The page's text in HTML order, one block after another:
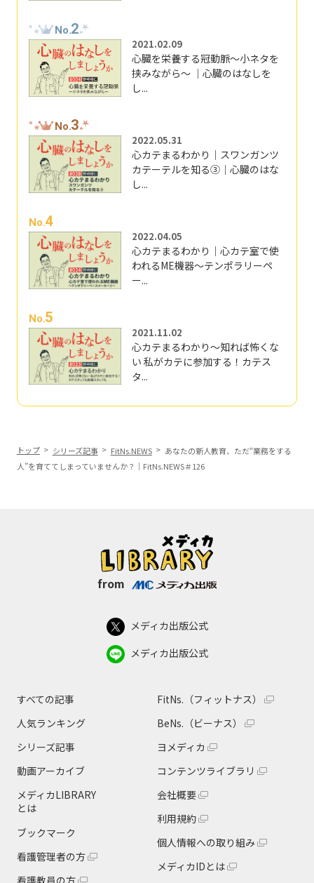
No.2
2021.02.09
心臓を栄養する冠動脈～小ネタを
挟みながら～ ｜心臓のはなしを
し...
No.3
2022.05.31
心カテまるわかり｜スワンガンツ
カテーテルを知る③｜心臓のはな
し...
No.4
2022.04.05
心カテまるわかり｜心カテ室で使
われるME機器～テンポラリーペ
ー...
No.5
2021.11.02
心カテまるわかり～知れば怖くな
い 私がカテに参加する！カテス
タ...
トップ シリーズ記事 FitNs.NEWS
あなたの新人教育、ただ“業務をする
人”を育ててしまっていませんか？｜FitNs.NEWS＃126
from
メディカ出版公式
メディカ出版公式
すべての記事
人気ランキング
シリーズ記事
動画アーカイブ
メディカLIBRARY
とは
ブックマーク
看護管理者の方
看護教員の方
FitNs.（フィットナス）
BeNs.（ビーナス）
ヨメディカ
コンテンツライブラリ
会社概要
利用規約
個人情報への取り組み
メディカIDとは